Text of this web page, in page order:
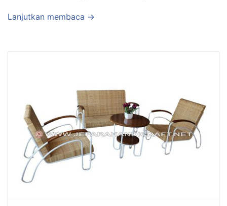
Lanjutkan membaca →